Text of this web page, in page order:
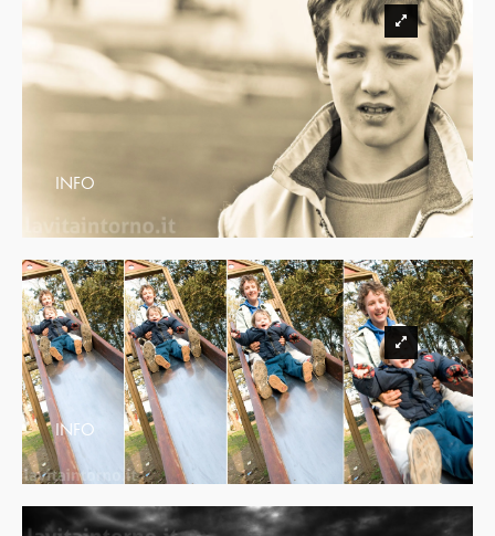
INFO
INFO